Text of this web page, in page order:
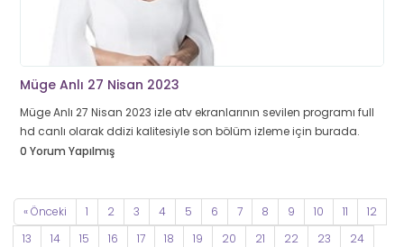
Müge Anlı 27 Nisan 2023
Müge Anlı 27 Nisan 2023 izle atv ekranlarının sevilen programı full
hd canlı olarak ddizi kalitesiyle son bölüm izleme için burada.
0 Yorum Yapılmış
« Önceki 1 2 3 4 5 6 7 8 9 10 11
12
13
14 15 16 17 18 19 20 21 22 23
24